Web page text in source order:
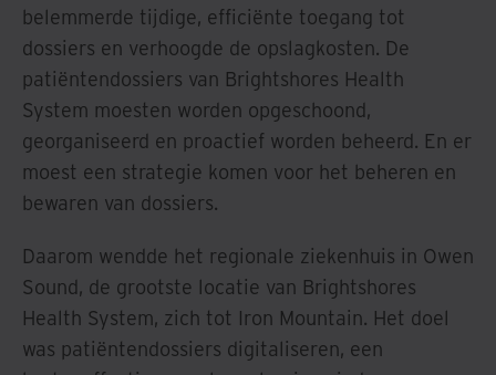
belemmerde tijdige, efficiënte toegang tot
dossiers en verhoogde de opslagkosten. De
patiëntendossiers van Brightshores Health
System moesten worden opgeschoond,
georganiseerd en proactief worden beheerd. En er
moest een strategie komen voor het beheren en
bewaren van dossiers.
Daarom wendde het regionale ziekenhuis in Owen
Sound, de grootste locatie van Brightshores
Health System, zich tot Iron Mountain. Het doel
was patiëntendossiers digitaliseren, een